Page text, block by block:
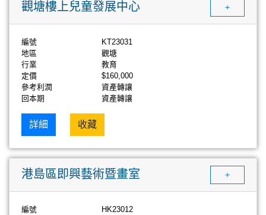
觀塘樓上兒童發展中心 +
編號
KT23031
地區
觀塘
行業
教育
定價
$160,000
參考利潤
資產轉讓
回本期
資產轉讓
詳細 收藏
港島區即興藝術暨畫室 +
編號
HK23012